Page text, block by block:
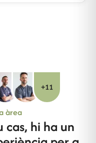
+11
àrea
cas, hi ha un